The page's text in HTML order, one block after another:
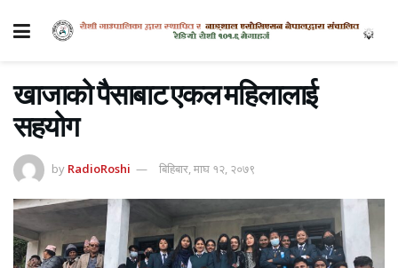
खाजाको पैसाबाट एकल महिलालाई
सहयोग
by RadioRoshi बिहिबार, माघ १२, २०७९